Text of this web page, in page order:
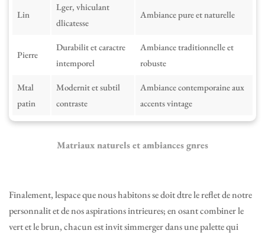
Matriaux naturels et ambiances gnres
Lin
Lger, vhiculant
dlicatesse
Ambiance pure et naturelle
Pierre
Durabilit et caractre
intemporel
Ambiance traditionnelle et
robuste
Mtal
patin
Modernit et subtil
contraste
Ambiance contemporaine aux
accents vintage
Finalement, lespace que nous habitons se doit dtre le reflet de notre
personnalit et de nos aspirations intrieures; en osant combiner le
vert et le brun, chacun est invit simmerger dans une palette qui